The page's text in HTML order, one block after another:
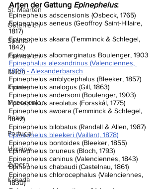
St. Maarten
Österreich
Spanien
Frankreich
Italien
Kroatien
Mazedonien
Polen
Portugal
Ukraine
Zypern
Kanada
Arten der Gattung Epinephelus:
Epinephelus adscensionis (Osbeck, 1765)
Epinephelus aeneus (Geoffroy Saint-Hilaire,
1817)
Epinephelus akaara (Temminck & Schlegel,
1842)
Epinephelus albomarginatus Boulenger, 1903
Epinephalus alexandrinus (Valenciennes,
1828) - Alexanderbarsch
Epinephelus amblycephalus (Bleeker, 1857)
Epinephelus analogus (Gill, 1863)
Epinephelus andersoni (Boulenger, 1903)
Epinephelus areolatus (Forsskål, 1775)
Epinephelus awoara (Temminck & Schlegel,
1842)
Epinephelus bilobatus (Randall & Allen, 1987)
Epinephelus bleekeri (Vaillant, 1878)
Epinephelus bontoides (Bleeker, 1855)
Epinephelus bruneus (Bloch, 1793)
Epinephelus caninus (Valenciennes, 1843)
Epinephelus chabaudi (Castelnau, 1861)
Epinephelus chlorocephalus (Valenciennes,
1830)